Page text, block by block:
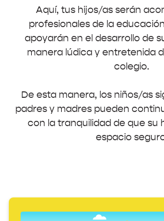
Aquí, tus hijos/as serán
profesionales de la
apoyarán en el desarrollo de
manera lúdica y entretenida
colegio.
De esta manera, los niños/as
padres y madres pueden
con la tranquilidad de que su
espacio